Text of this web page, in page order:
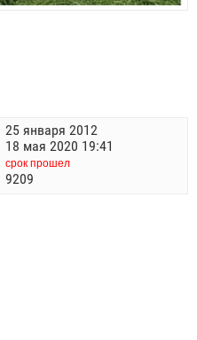
25 января 2012
18 мая 2020 19:41
срок прошел
9209